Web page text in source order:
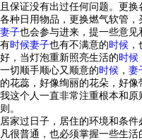
且保证没有出过任何问题。更
各种日用物品，更换燃气软管
妻子也会参与进来，提一些意见
有时候妻子也有不满意的时候
好，当灯泡重新照亮生活的时候
一切顺手顺心又顺意的时候 ， 妻
的花蕊，好像绚丽的花朵，好像
我这个人一直非常注重根本和
则。
居家过日子，居住的环境和条
凡很普通，也必须掌握一些生